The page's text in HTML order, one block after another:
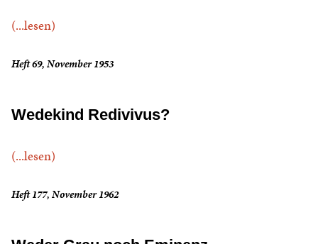
(...lesen)
Heft 69, November 1953
Wedekind Redivivus?
(...lesen)
Heft 177, November 1962